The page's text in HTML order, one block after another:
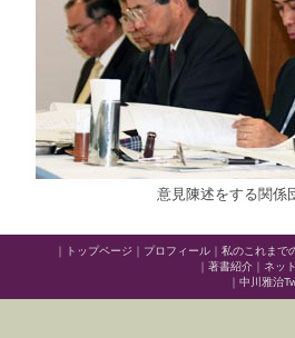
意見陳述をする関係
｜ トップページ ｜ プロフィール ｜ 私のこれまで
｜ 著書紹介 ｜ ネッ
｜ 中川雅治